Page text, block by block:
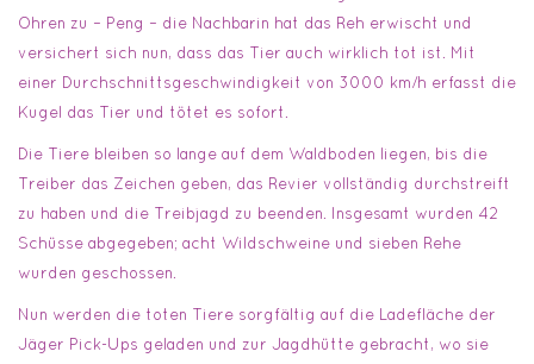
Ohren zu – Peng – die Nachbarin hat das Reh erwischt und
versichert sich nun, dass das Tier auch wirklich tot ist. Mit
einer Durchschnittsgeschwindigkeit von 3000 km/h erfasst die
Kugel das Tier und tötet es sofort.
Die Tiere bleiben so lange auf dem Waldboden liegen, bis die
Treiber das Zeichen geben, das Revier vollständig durchstreift
zu haben und die Treibjagd zu beenden. Insgesamt wurden 42
Schüsse abgegeben; acht Wildschweine und sieben Rehe
wurden geschossen.
Nun werden die toten Tiere sorgfältig auf die Ladefläche der
Jäger Pick-Ups geladen und zur Jagdhütte gebracht, wo sie